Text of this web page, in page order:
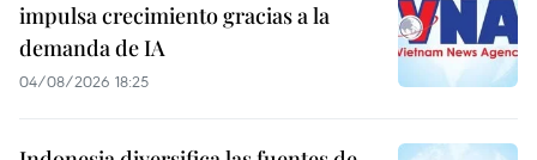
impulsa crecimiento gracias a la
demanda de IA
04/08/2026 18:25